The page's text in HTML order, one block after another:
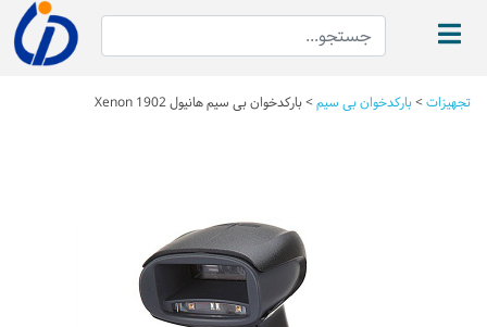
تجهیزات>بارکدخوان بی سیم>بارکدخوان بی سیم هانیول Xenon 1902